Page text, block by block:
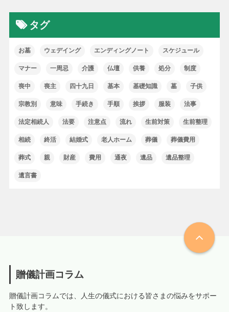
タグ
お墓 ウェデイング エンディングノート スケジュール
マナー 一周忌 介護 仏壇 供養 処分 制度
喪中 喪主 四十九日 基本 基礎知識 墓 子供
宗教別 意味 手続き 手順 挨拶 服装 法事
法定相続人 法要 注意点 流れ 生前対策 生前整理
相続 終活 結婚式 老人ホーム 葬儀 葬儀費用
葬式 親 財産 費用 通夜 遺品 遺品整理
遺言書
贈儀計画コラム
贈儀計画コラムでは、人生の儀式における皆さまの悩みをサポー
ト致します。